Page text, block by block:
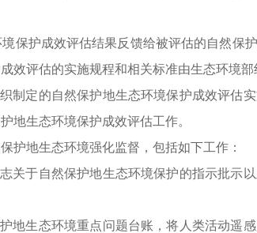
保护成效评估结果反馈给被评估的自然保
效评估的实施规程和相关标准由生态环境部
制定的自然保护地生态环境保护成效评估
地生态环境保护成效评估工作。
护地生态环境强化监督，包括如下工作：
关于自然保护地生态环境保护的指示批
地生态环境重点问题台账，将人类活动